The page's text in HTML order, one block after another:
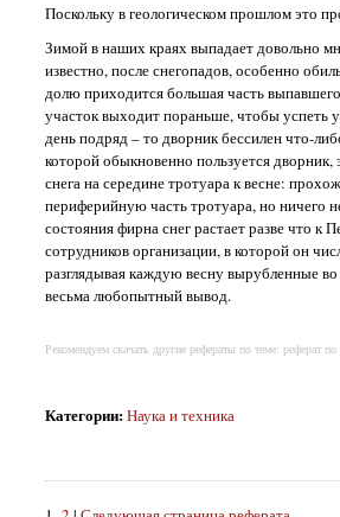
Поскольку в геологическом прошлом это
Зимой в наших краях выпадает довольно
известно, после снегопадов, особенно
долю приходится большая часть
участок выходит пораньше, чтобы успеть
день подряд – то дворник бессилен что-
которой обыкновенно пользуется
снега на середине тротуара к весне:
периферийную часть тротуара, но ничего
состояния фирна снег растает разве что
сотрудников организации, в которой он
разглядывая каждую весну вырубленные
весьма любопытный вывод.
Рекомендуем скачать другие рефераты по теме: реферат
Категории:Наука и техника